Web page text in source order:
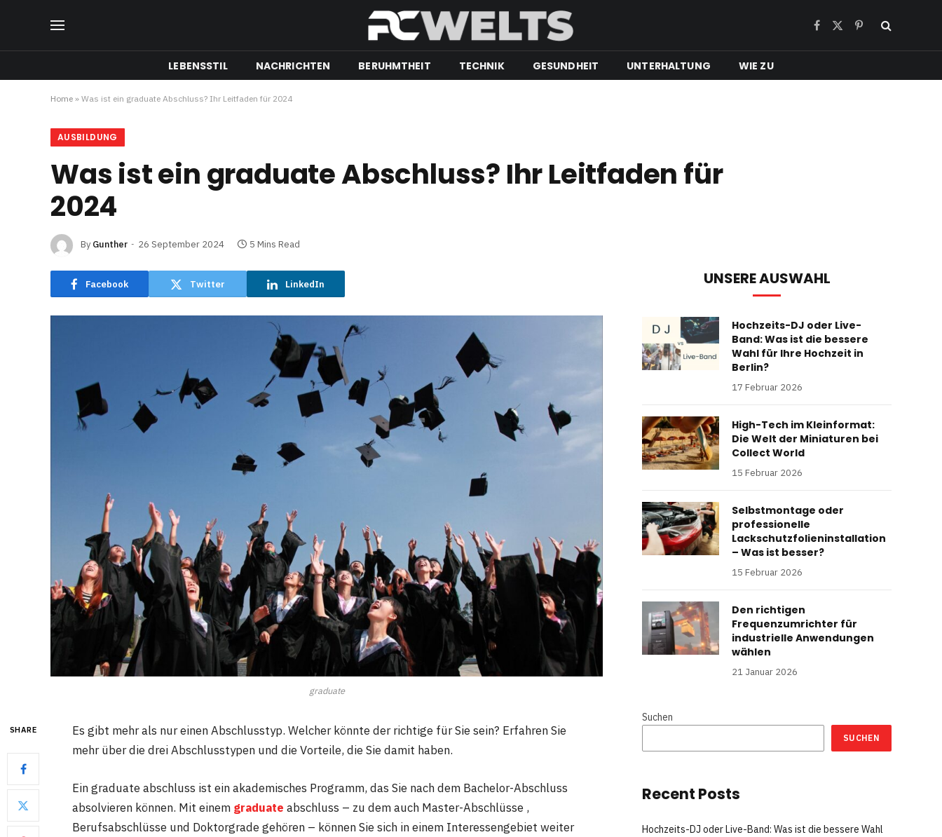
Facebook
X
Pinterest
LEBENSSTIL NACHRICHTEN BERUHMTHEIT TECHNIK GESUNDHEIT UNTERHALTUNG WIE ZU
Home » Was ist ein graduate Abschluss? Ihr Leitfaden für 2024
AUSBILDUNG
Was ist ein graduate Abschluss? Ihr Leitfaden für
2024
By Gunther 26 September 2024 5 Mins Read
Facebook Twitter LinkedIn
graduate
SHARE
Es gibt mehr als nur einen Abschlusstyp. Welcher könnte der richtige für Sie sein? Erfahren Sie
mehr über die drei Abschlusstypen und die Vorteile, die Sie damit haben.
Ein graduate abschluss ist ein akademisches Programm, das Sie nach dem Bachelor-Abschluss
absolvieren können. Mit einem graduate abschluss – zu dem auch Master-Abschlüsse ,
Berufsabschlüsse und Doktorgrade gehören – können Sie sich in einem Interessengebiet weiter
UNSERE AUSWAHL
Hochzeits-DJ oder Live-
Band: Was ist die bessere
Wahl für Ihre Hochzeit in
Berlin?
17 Februar 2026
High-Tech im Kleinformat:
Die Welt der Miniaturen bei
Collect World
15 Februar 2026
Selbstmontage oder
professionelle
Lackschutzfolieninstallation
– Was ist besser?
15 Februar 2026
Den richtigen
Frequenzumrichter für
industrielle Anwendungen
wählen
21 Januar 2026
Suchen
SUCHEN
Recent Posts
Hochzeits-DJ oder Live-Band: Was ist die bessere Wahl